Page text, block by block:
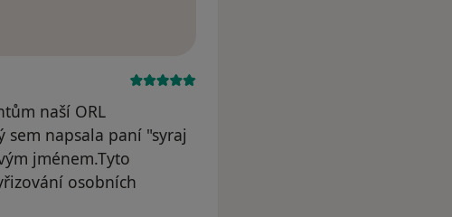
naší ORL
napsala paní "syraj
jménem.Tyto
osobních